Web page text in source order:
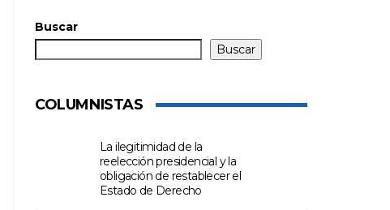
Buscar
Buscar
COLUMNISTAS
La ilegitimidad de la
reelección presidencial y la
obligación de restablecer el
Estado de Derecho